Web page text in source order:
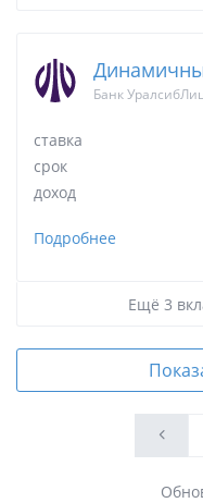
Банк
ставка
срок
доход
Подробнее
Ещё 3